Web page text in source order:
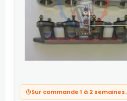
Sur commande 1 à 2 semaines.